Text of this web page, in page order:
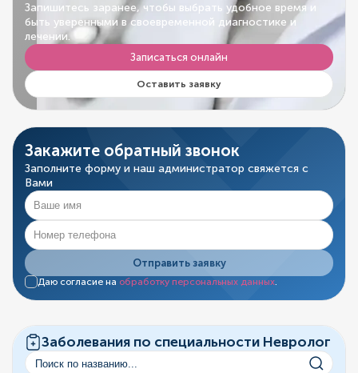
Запишитесь заранее, чтобы выбрать удобное время и
быть уверенными в своевременной диагностике и
лечении.
Записаться онлайн
Оставить заявку
Закажите обратный звонок
Заполните форму и наш администратор свяжется с
Вами
Отправить заявку
Даю согласие на обработку персональных данных.
Заболевания по специальности Невролог